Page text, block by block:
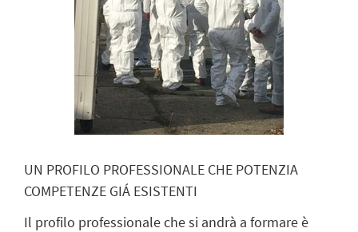
UN PROFILO PROFESSIONALE CHE POTENZIA
COMPETENZE GIÁ ESISTENTI
Il profilo professionale che si andrà a formare è